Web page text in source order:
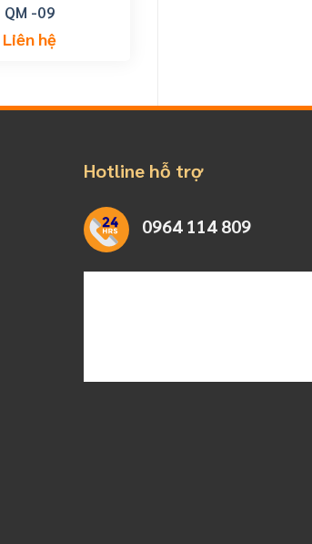
QM -09
Liên hệ
Hotline hỗ trợ
0964 114 809